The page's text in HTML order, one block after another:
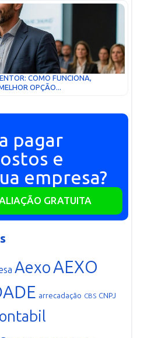
COMO FUNCIONA,
OPÇÃO...
pagar
e
empresa?
GRATUITA
AexoAEXO
arrecadação CBS CNPJ